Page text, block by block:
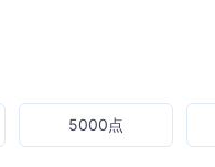
5000点